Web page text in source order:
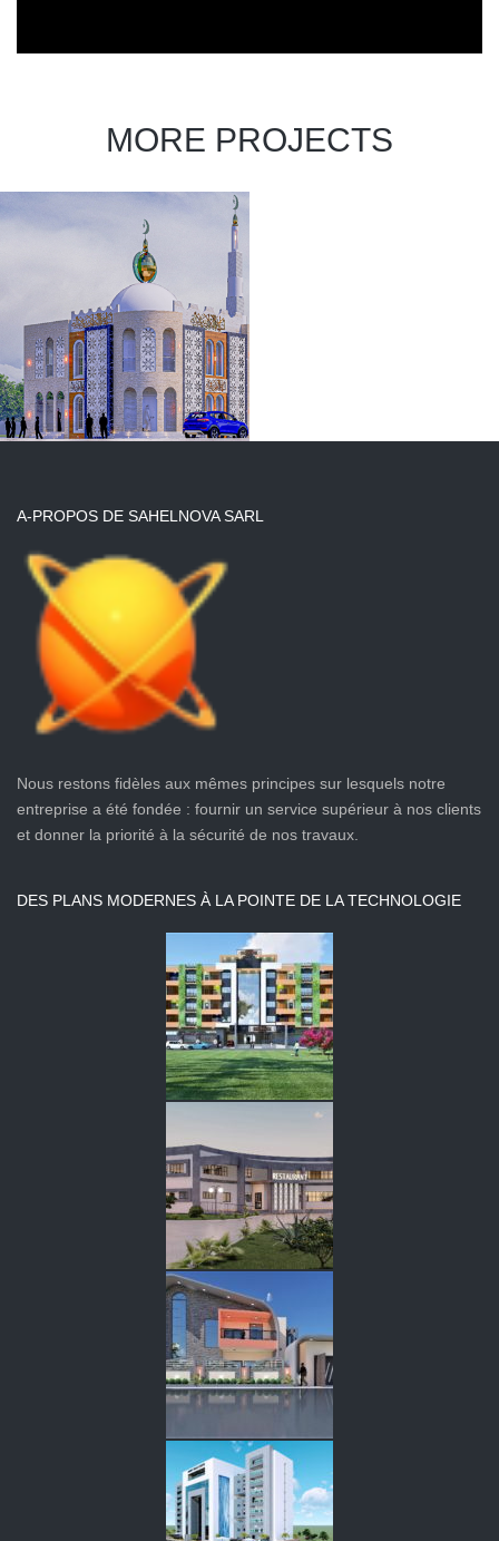
MORE PROJECTS
A-PROPOS DE SAHELNOVA SARL
Nous restons fidèles aux mêmes principes sur lesquels notre
entreprise a été fondée : fournir un service supérieur à nos clients
et donner la priorité à la sécurité de nos travaux.
DES PLANS MODERNES À LA POINTE DE LA TECHNOLOGIE